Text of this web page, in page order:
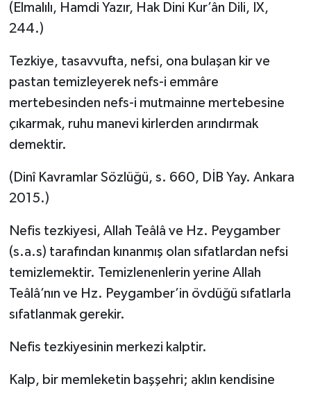
(Elmalılı, Hamdi Yazır, Hak Dini Kur’ân Dili, IX,
244.)
Tezkiye, tasavvufta, nefsi, ona bulaşan kir ve
pastan temizleyerek nefs-i emmâre
mertebesinden nefs-i mutmainne mertebesine
çıkarmak, ruhu manevi kirlerden arındırmak
demektir.
(Dinî Kavramlar Sözlüğü, s. 660, DİB Yay. Ankara
2015.)
Nefis tezkiyesi, Allah Teâlâ ve Hz. Peygamber
(s.a.s) tarafından kınanmış olan sıfatlardan nefsi
temizlemektir. Temizlenenlerin yerine Allah
Teâlâ’nın ve Hz. Peygamber’in övdüğü sıfatlarla
sıfatlanmak gerekir.
Nefis tezkiyesinin merkezi kalptir.
Kalp, bir memleketin başşehri; aklın kendisine